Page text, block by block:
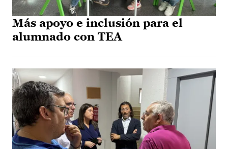
Más apoyo e inclusión para el
alumnado con TEA